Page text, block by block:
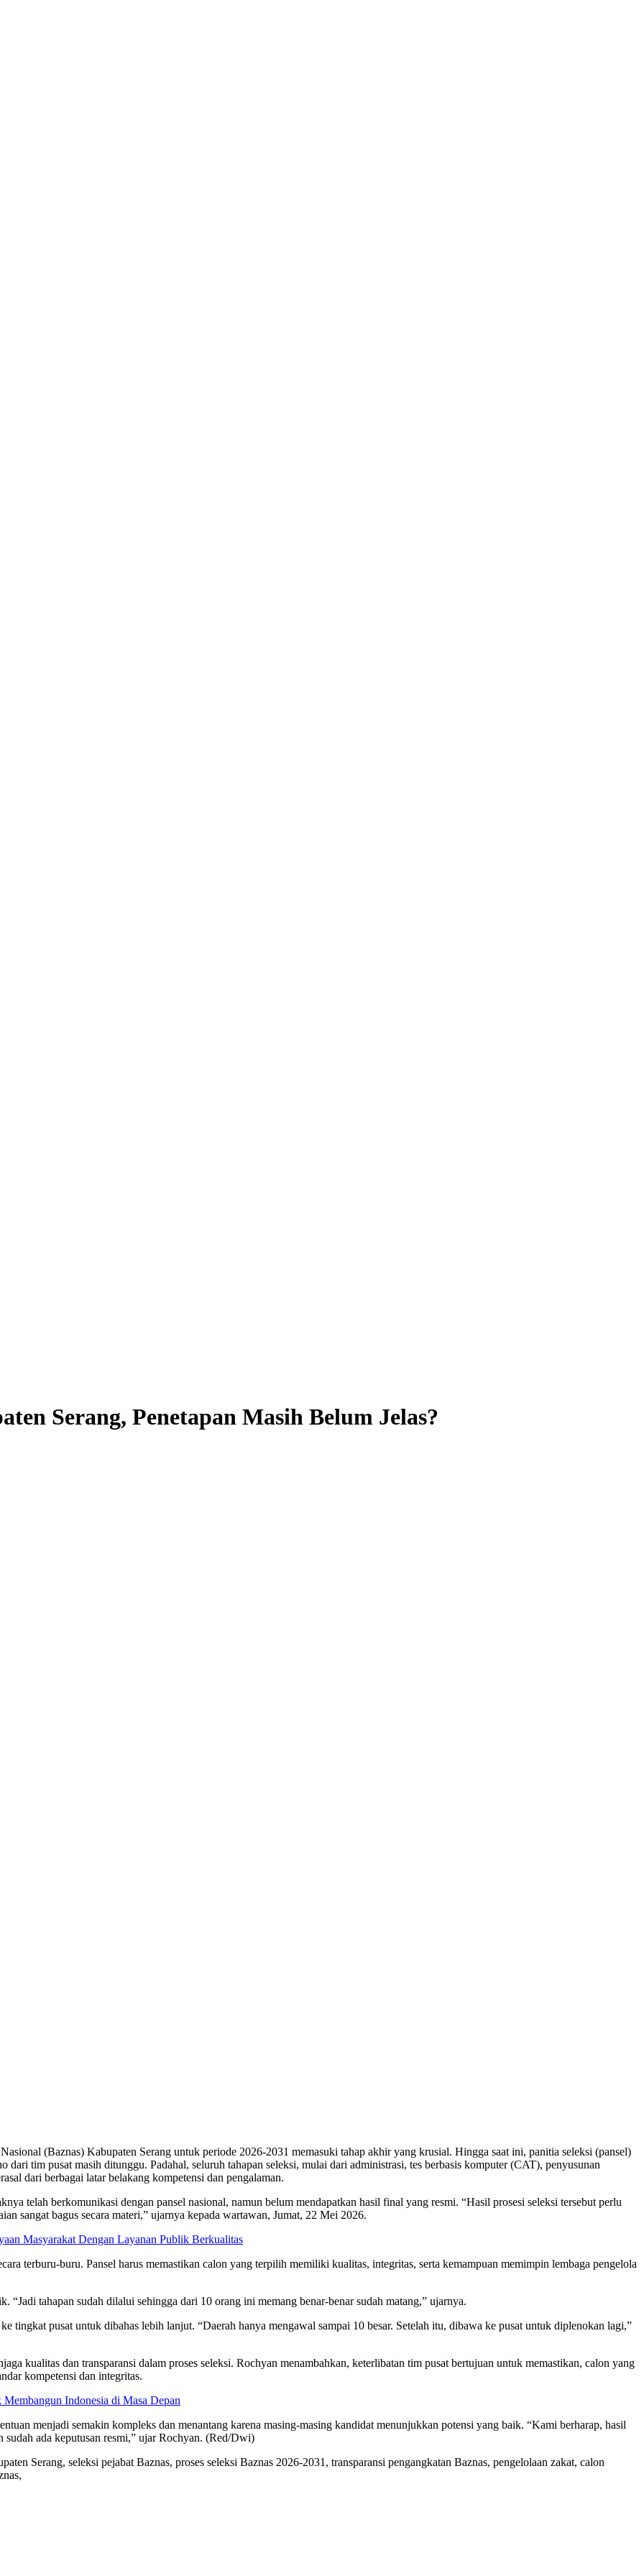
Serang, Penetapan Masih Belum Jelas?
(Baznas) Kabupaten Serang untuk periode 2026-2031 memasuki tahap akhir yang krusial. Hingga saat ini, panitia seleksi (pansel)
dari tim pusat masih ditunggu. Padahal, seluruh tahapan seleksi, mulai dari administrasi, tes berbasis komputer (CAT), penyusunan
dari berbagai latar belakang kompetensi dan pengalaman.
telah berkomunikasi dengan pansel nasional, namun belum mendapatkan hasil final yang resmi. “Hasil prosesi seleksi tersebut perlu
sangat bagus secara materi,” ujarnya kepada wartawan, Jumat, 22 Mei 2026.
Masyarakat Dengan Layanan Publik Berkualitas
terburu-buru. Pansel harus memastikan calon yang terpilih memiliki kualitas, integritas, serta kemampuan memimpin lembaga pengelola
“Jadi tahapan sudah dilalui sehingga dari 10 orang ini memang benar-benar sudah matang,” ujarnya.
tingkat pusat untuk dibahas lebih lanjut. “Daerah hanya mengawal sampai 10 besar. Setelah itu, dibawa ke pusat untuk diplenokan lagi,”
kualitas dan transparansi dalam proses seleksi. Rochyan menambahkan, keterlibatan tim pusat bertujuan untuk memastikan, calon yang
kompetensi dan integritas.
Indonesia di Masa Depan
menjadi semakin kompleks dan menantang karena masing-masing kandidat menunjukkan potensi yang baik. “Kami berharap, hasil
ada keputusan resmi,” ujar Rochyan. (Red/Dwi)
Serang, seleksi pejabat Baznas, proses seleksi Baznas 2026-2031, transparansi pengangkatan Baznas, pengelolaan zakat, calon